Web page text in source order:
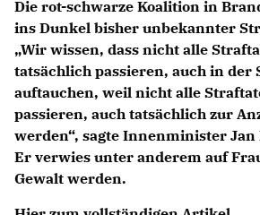
Die rot-schwarze Koalition in
ins Dunkel bisher unbekannter
Wir wissen, dass nicht alle
tatsächlich passieren, auch in der
auftauchen, weil nicht alle
passieren, auch tatsächlich zur
werden“, sagte Innenminister Jan
Er verwies unter anderem auf
Gewalt werden.